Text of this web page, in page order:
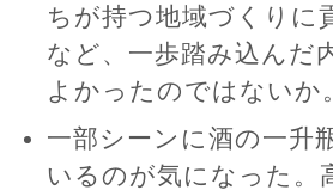
ちが持つ地域づくりに
など、一歩踏み込んだ
よかったのではないか。
一部シーンに酒の一升
いるのが気になった。